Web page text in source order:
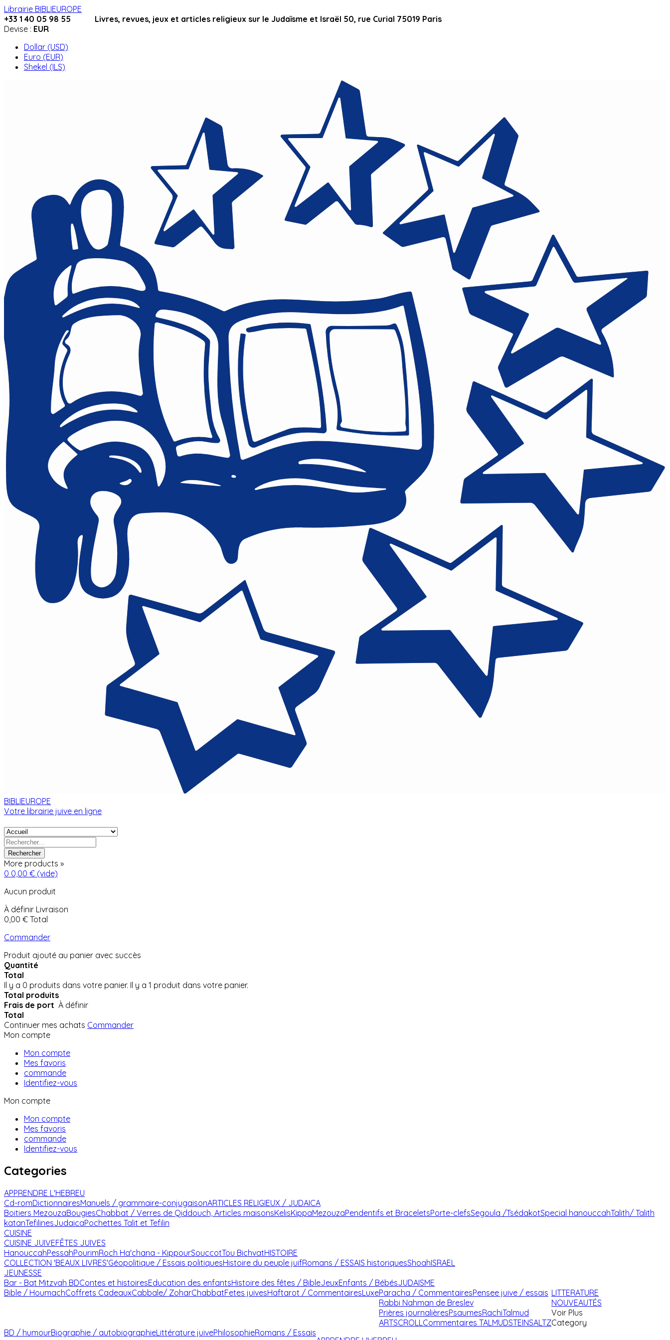
Librairie BIBLIEUROPE
+33 1 40 05 98 55 Livres, revues, jeux et articles religieux sur le Judaïsme et Israël 50, rue Curial 75019 Paris
Devise : EUR
Dollar (USD)
Euro (EUR)
Shekel (ILS)
BIBLIEUROPE
Votre librairie juive en ligne
Rechercher
More products »
0 0,00 € (vide)
Aucun produit
À définir Livraison
0,00 € Total
Commander
Produit ajouté au panier avec succès
Quantité
Total
Il y a 0 produits dans votre panier. Il y a 1 produit dans votre panier.
Total produits
Frais de port À définir
Total
Continuer mes achats Commander
Mon compte
Mon compte
Mes favoris
commande
Identifiez-vous
Mon compte
Mon compte
Mes favoris
commande
Identifiez-vous
Categories
APPRENDRE L'HEBREU
Cd-romDictionnairesManuels / grammaire-conjugaisonARTICLES RELIGIEUX / JUDAICA
Boitiers MezouzaBougiesChabbat / Verres de Qiddouch, Articles maisonsKelisKippaMezouzaPendentifs et BraceletsPorte-clefsSegoula /TsédakotSpecial hanouccahTalith/ Talith
katanTefilinesJudaicaPochettes Talit et Tefilin
CUISINE
CUISINE JUIVEFÊTES JUIVES
HanouccahPessahPourimRoch Ha'chana - KippourSouccotTou BichvatHISTOIRE
COLLECTION 'BEAUX LIVRES'Géopolitique / Essais politiquesHistoire du peuple juifRomans / ESSAIS historiquesShoahISRAEL
JEUNESSE
Bar - Bat Mitzvah BDContes et histoiresEducation des enfantsHistoire des fêtes / BibleJeuxEnfants / BébésJUDAISME
Bible / HoumachCoffrets CadeauxCabbale/ ZoharChabbatFetes juivesHaftarot / CommentairesLuxeParacha / CommentairesPensee juive / essais
Rabbi Nahman de Breslev
Prières journalièresPsaumesRachiTalmud
ARTSCROLLCommentaires TALMUDSTEINSALTZ
LITTERATURE
BD / humourBiographie / autobiographieLittérature juivePhilosophieRomans / Essais
NOUVEAUTÉS
Voir Plus
Category